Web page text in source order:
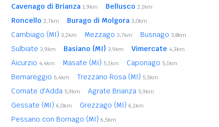
Cavenago di Brianza 1,9km Bellusco 2,1km
Roncello 2,7km Burago di Molgora 3,0km
Cambiago (MI) 3,2km Mezzago 3,7km Busnago 3,8km
Sulbiate 3,9km Basiano (MI) 3,9km Vimercate 4,3km
Aicurzio 4,4km Masate (MI) 5,1km Caponago 5,1km
Bernareggio 5,4km Trezzano Rosa (MI) 5,5km
Cornate d'Adda 5,9km Agrate Brianza 5,9km
Gessate (MI) 6,0km Grezzago (MI) 6,1km
Pessano con Bornago (MI) 6,5km